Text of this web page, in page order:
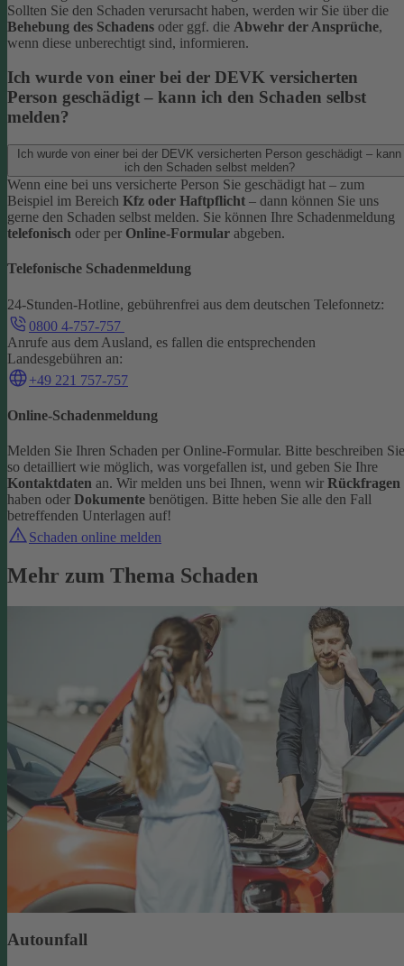
Sollten Sie den Schaden verursacht haben, werden wir Sie über die
Behebung des Schadens oder ggf. die Abwehr der Ansprüche,
wenn diese unberechtigt sind, informieren.
Ich wurde von einer bei der DEVK versicherten
Person geschädigt – kann ich den Schaden selbst
melden?
Ich wurde von einer bei der DEVK versicherten Person geschädigt – kann
ich den Schaden selbst melden?
Wenn eine bei uns versicherte Person Sie geschädigt hat – zum
Beispiel im Bereich Kfz oder Haftpflicht – dann können Sie uns
gerne den Schaden selbst melden. Sie können Ihre Schadenmeldung
telefonisch oder per Online-Formular abgeben.
Telefonische Schadenmeldung
24-Stunden-Hotline, gebührenfrei aus dem deutschen Telefonnetz:
0800 4-757-757
Anrufe aus dem Ausland, es fallen die entsprechenden
Landesgebühren an:
+49 221 757-757
Online-Schadenmeldung
Melden Sie Ihren Schaden per Online-Formular. Bitte beschreiben Sie
so detailliert wie möglich, was vorgefallen ist, und geben Sie Ihre
Kontaktdaten an. Wir melden uns bei Ihnen, wenn wir Rückfragen
haben oder Dokumente benötigen. Bitte heben Sie alle den Fall
betreffenden Unterlagen auf!
Schaden online melden
Mehr zum Thema Schaden
Autounfall